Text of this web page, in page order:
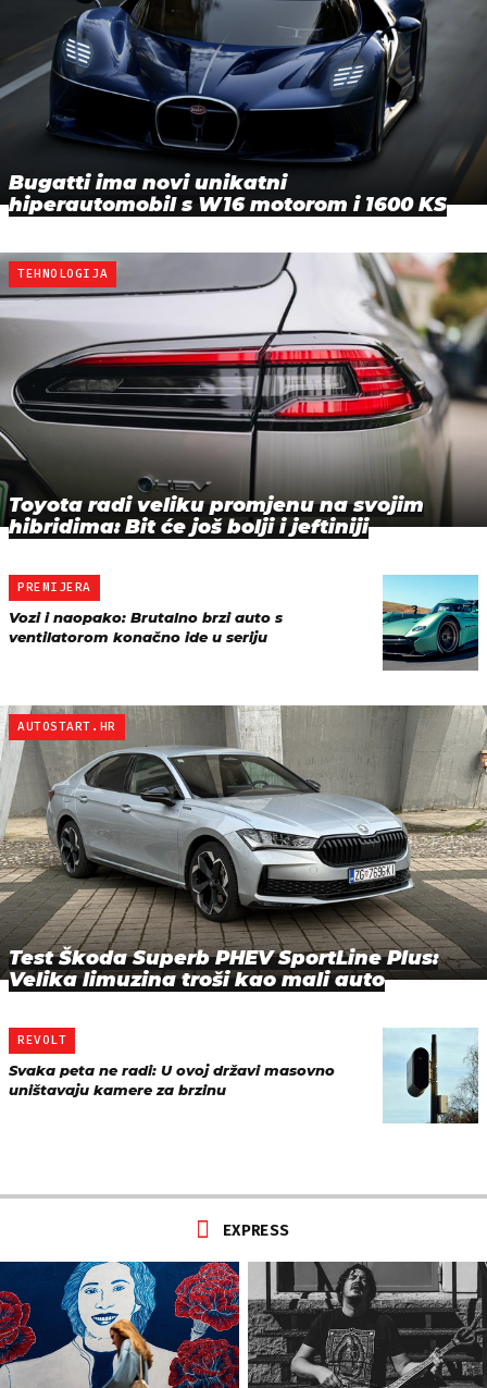
Bugatti ima novi unikatni
hiperautomobil s W16 motorom i 1600 KS
TEHNOLOGIJA
Toyota radi veliku promjenu na svojim
hibridima: Bit će još bolji i jeftiniji
PREMIJERA
Vozi i naopako: Brutalno brzi auto s
ventilatorom konačno ide u seriju
AUTOSTART.HR
Test Škoda Superb PHEV SportLine Plus:
Velika limuzina troši kao mali auto
REVOLT
Svaka peta ne radi: U ovoj državi masovno
uništavaju kamere za brzinu